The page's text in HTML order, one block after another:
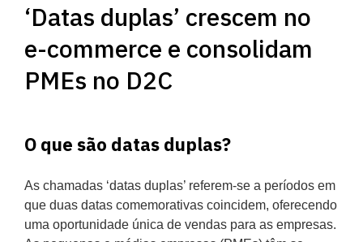
‘Datas duplas’ crescem no
e-commerce e consolidam
PMEs no D2C
O que são datas duplas?
As chamadas ‘datas duplas’ referem-se a períodos em
que duas datas comemorativas coincidem, oferecendo
uma oportunidade única de vendas para as empresas.